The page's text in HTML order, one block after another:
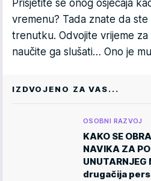
Prisjetite se onog osjećaja
vremenu? Tada znate da
trenutku. Odvojite vrijeme
naučite ga slušati… Ono je
IZDVOJENO ZA VAS...
OSOBNI RAZVOJ
KAKO SE
NAVIKA ZA
drugačija